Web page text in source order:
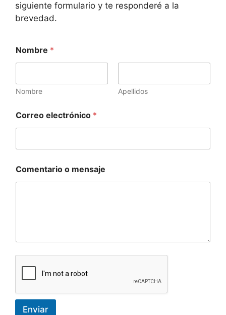
siguiente formulario y te responderé a la
brevedad.
Nombre *
Nombre Apellidos
Correo electrónico *
o
r
e
r
Comentario o mensaje
Enviar